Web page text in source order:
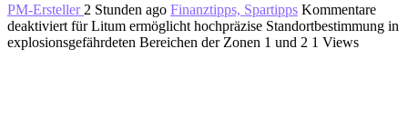
PM-Ersteller 2 Stunden ago Finanztipps, Spartipps Kommentare
deaktiviert für Litum ermöglicht hochpräzise Standortbestimmung in
explosionsgefährdeten Bereichen der Zonen 1 und 2 1 Views